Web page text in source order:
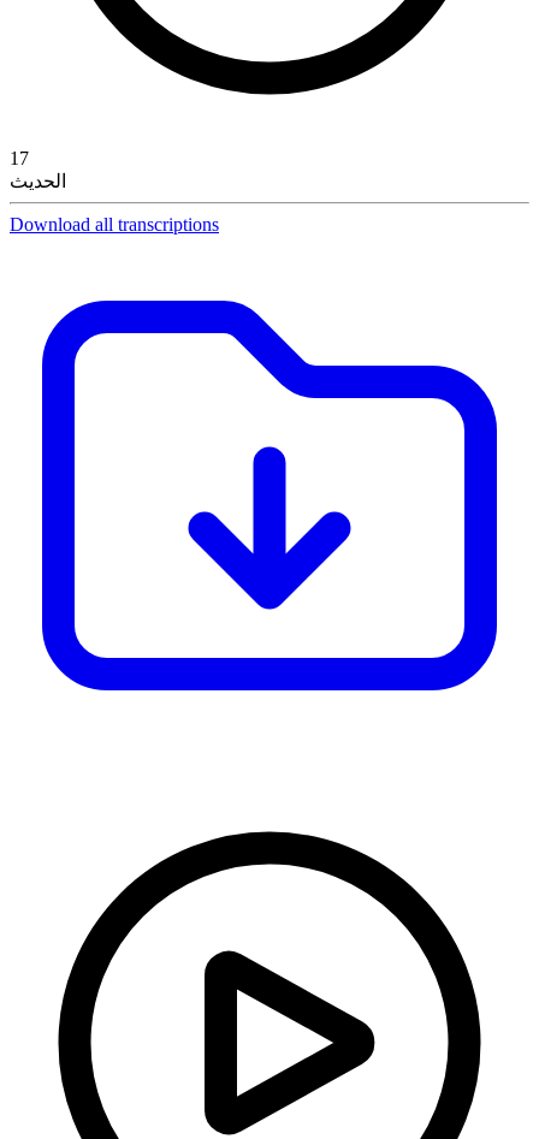
17
الحديث
Download all transcriptions